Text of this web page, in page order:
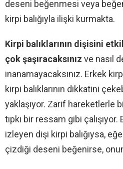
deseni beğenmesi veya
kirpi balığıyla ilişki kurmakta.
Kirpi balıklarının dişisini
çok şaşıracaksınız ve nasıl
inanamayacaksınız. Erkek
kirpi balıklarının dikkatini
yaklaşıyor. Zarif hareketlerle
tıpkı bir ressam gibi çalışıyor.
izleyen dişi kirpi balığıysa,
çizdiği deseni beğenirse,